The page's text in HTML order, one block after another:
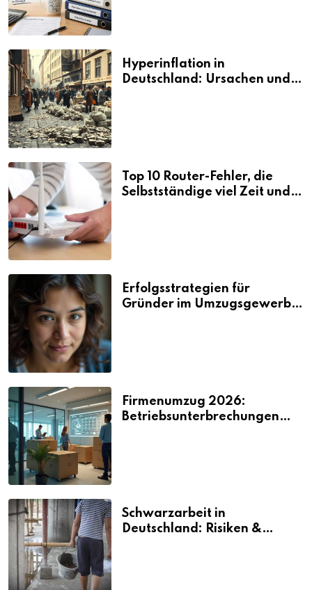
Hyperinflation in
Deutschland: Ursachen und
Top 10 Router-Fehler, die
Selbstständige viel Zeit und
Erfolgsstrategien für
Gründer im Umzugsgewerbe
Firmenumzug 2026:
Betriebsunterbrechungen
Schwarzarbeit in
Deutschland: Risiken &